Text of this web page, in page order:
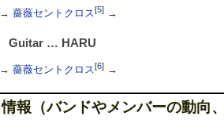
→ 薔薇セントクロス[5]→
Guitar … HARU
→ 薔薇セントクロス[6]→
情報（バンドやメンバーの動向